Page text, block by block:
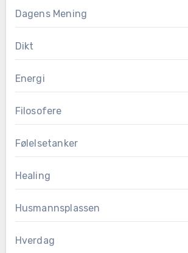
Dagens Mening
Dikt
Energi
Filosofere
Følelsetanker
Healing
Husmannsplassen
Hverdag